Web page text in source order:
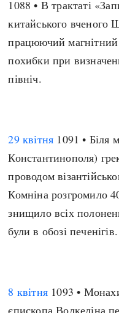
1088 • В трактаті
китайського
працюючий
похибки при
північ.
29 квітня 1091 • Біля
Константинополя)
проводом
Комніна розгромило
знищило всіх
були в обозі печенігів.
8 квітня 1093 •
єпископа Волкеліна